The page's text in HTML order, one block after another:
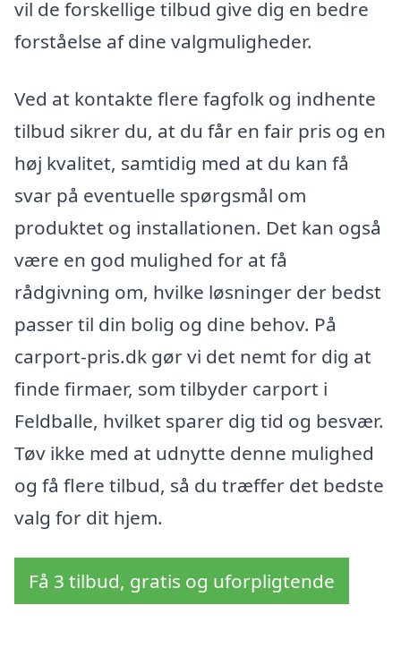
vil de forskellige tilbud give dig en bedre
forståelse af dine valgmuligheder.
Ved at kontakte flere fagfolk og indhente
tilbud sikrer du, at du får en fair pris og en
høj kvalitet, samtidig med at du kan få
svar på eventuelle spørgsmål om
produktet og installationen. Det kan også
være en god mulighed for at få
rådgivning om, hvilke løsninger der bedst
passer til din bolig og dine behov. På
carport-pris.dk gør vi det nemt for dig at
finde firmaer, som tilbyder carport i
Feldballe, hvilket sparer dig tid og besvær.
Tøv ikke med at udnytte denne mulighed
og få flere tilbud, så du træffer det bedste
valg for dit hjem.
Få 3 tilbud, gratis og uforpligtende